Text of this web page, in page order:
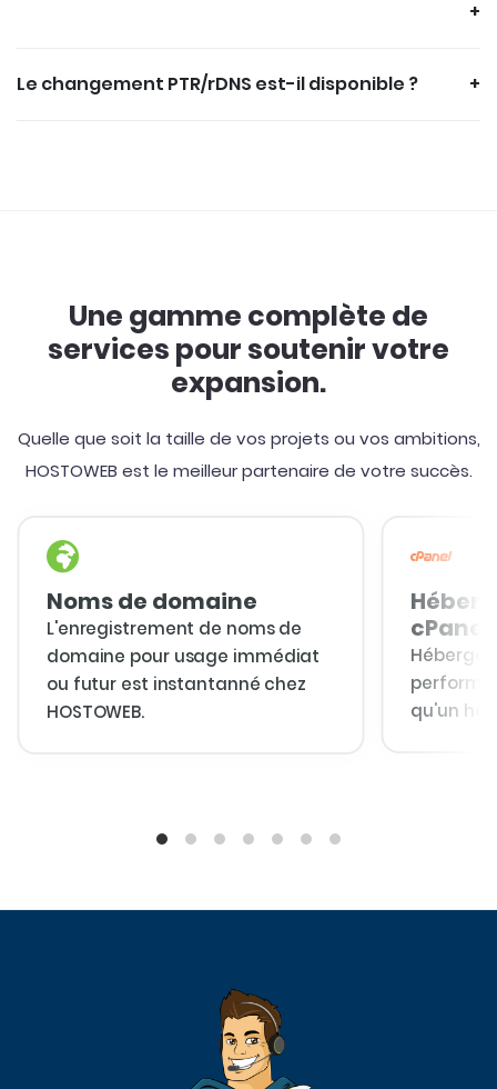
Le changement PTR/rDNS est-il disponible ?
Une gamme complète de
services pour soutenir votre
expansion.
Quelle que soit la taille de vos projets ou vos ambitions,
HOSTOWEB est le meilleur partenaire de votre succès.
Noms de domaine
L'enregistrement de noms de
domaine pour usage immédiat
ou futur est instantanné chez
HOSTOWEB.
cPanel
qu'un